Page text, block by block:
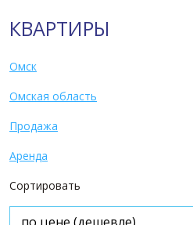
КВАРТИРЫ
Омск
Омская область
Продажа
Аренда
Сортировать